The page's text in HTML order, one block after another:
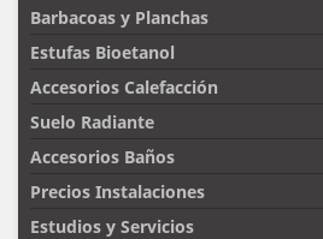
Barbacoas y Planchas
Estufas Bioetanol
Accesorios Calefacción
Suelo Radiante
Accesorios Baños
Precios Instalaciones
Estudios y Servicios